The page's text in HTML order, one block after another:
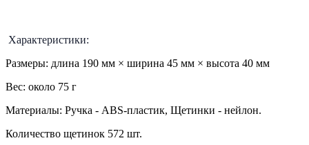
Характеристики:
Размеры: длина 190 мм × ширина 45 мм × высота 40 мм
Вес: около 75 г
Материалы: Ручка - ABS-пластик, Щетинки - нейлон.
Количество щетинок 572 шт.